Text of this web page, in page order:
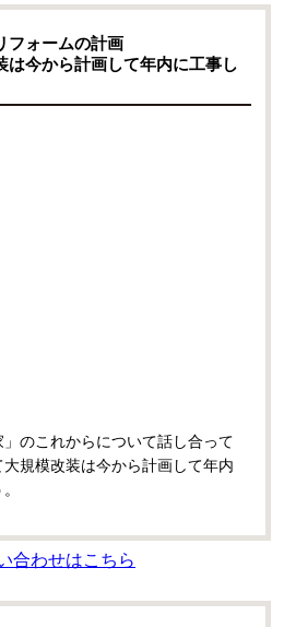
フォームの計画
は今から計画して年内に工事し
のこれからについて話し合って
規模改装は今から計画して年内